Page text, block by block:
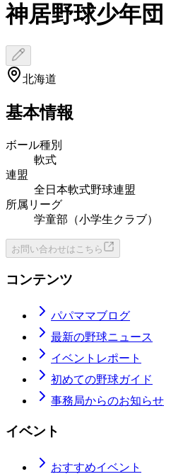
神居野球少年団
北海道
基本情報
ボール種別
軟式
連盟
全日本軟式野球連盟
所属リーグ
学童部（小学生クラブ）
お問い合わせはこちら
コンテンツ
パパママブログ
最新の野球ニュース
イベントレポート
初めての野球ガイド
事務局からのお知らせ
イベント
おすすめイベント